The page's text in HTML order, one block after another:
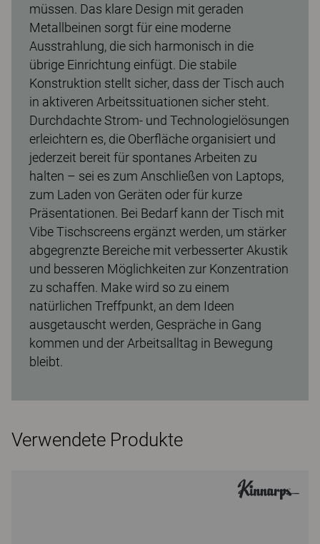
müssen. Das klare Design mit geraden
Metallbeinen sorgt für eine moderne
Ausstrahlung, die sich harmonisch in die
übrige Einrichtung einfügt. Die stabile
Konstruktion stellt sicher, dass der Tisch auch
in aktiveren Arbeitssituationen sicher steht.
Durchdachte Strom- und Technologielösungen
erleichtern es, die Oberfläche organisiert und
jederzeit bereit für spontanes Arbeiten zu
halten – sei es zum Anschließen von Laptops,
zum Laden von Geräten oder für kurze
Präsentationen. Bei Bedarf kann der Tisch mit
Vibe Tischscreens ergänzt werden, um stärker
abgegrenzte Bereiche mit verbesserter Akustik
und besseren Möglichkeiten zur Konzentration
zu schaffen. Make wird so zu einem
natürlichen Treffpunkt, an dem Ideen
ausgetauscht werden, Gespräche in Gang
kommen und der Arbeitsalltag in Bewegung
bleibt.
Verwendete Produkte